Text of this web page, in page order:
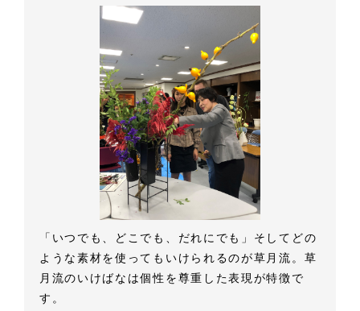
「いつでも、どこでも、だれにでも」そしてどの
ような素材を使ってもいけられるのが草月流。草
月流のいけばなは個性を尊重した表現が特徴で
す。